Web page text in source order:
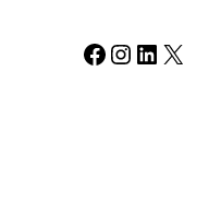
Facebook Instagram LinkedIn X